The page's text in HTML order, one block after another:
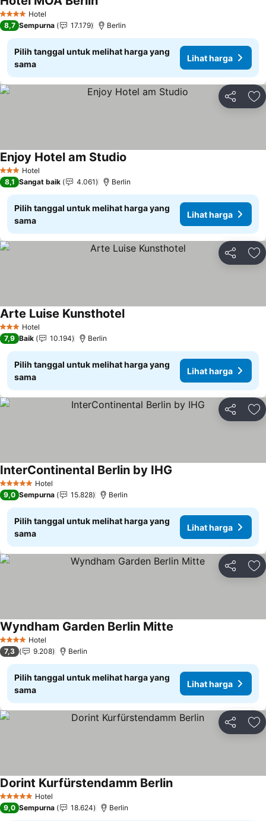
4 BintangHotel
Lihat harga
8,7 Sempurna 17.179 Berlin
Pilih tanggal untuk melihat harga yang
sama
Lihat harga
Bagikan
3 BintangHotel
Enjoy Hotel am Studio
8,1 Sangat baik 4.061 Berlin
Pilih tanggal untuk melihat harga yang
sama
Lihat harga
Bagikan
3 BintangHotel
Arte Luise KunsthotelLihat harga
7,9 Baik 10.194 Berlin
Pilih tanggal untuk melihat harga yang
sama
Lihat harga
Bagikan
5 Bintang Hotel
InterContinental Berlin by IHG
9,0 Sempurna 15.828 Berlin
Pilih tanggal untuk melihat harga yang
sama
Lihat harga
Bagikan
4 BintangHotel
Wyndham Garden Berlin Mitte
7,3 9.208 Berlin
Pilih tanggal untuk melihat harga yang
sama
Lihat harga
Bagikan
5 Bintang Hotel
Dorint Kurfürstendamm BerlinLihat harga
9,0 Sempurna 18.624 Berlin